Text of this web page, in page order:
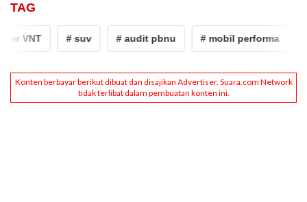
TAG
# suv # audit pbnu # mobil performa # tips